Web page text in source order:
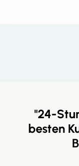
"24-
besten